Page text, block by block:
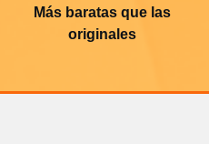
Más baratas que las
originales